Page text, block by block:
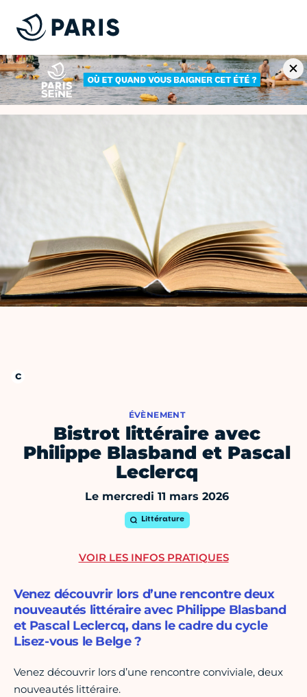
ÉVÈNEMENT
Bistrot littéraire avec
Philippe Blasband et Pascal
Leclercq
Le mercredi 11 mars 2026
Littérature
Venez découvrir lors d’une rencontre deux
nouveautés littéraire avec Philippe Blasband
et Pascal Leclercq, dans le cadre du cycle
Lisez-vous le Belge ?
Venez découvrir lors d’une rencontre conviviale, deux
nouveautés littéraire.
VOIR LES INFOS PRATIQUES